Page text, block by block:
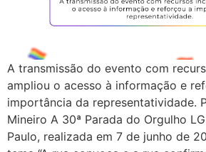
A transmissão do evento com
ampliou o acesso à informação e
importância da representatividade.
Mineiro A 30ª Parada do Orgulho
Paulo, realizada em 7 de junho de